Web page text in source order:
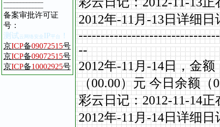
---------------------------
---------------------------
备案审批许可证
号 ：
测试 云网络安全IP平台
！
京ICP备09072515号
京ICP备09072515号
京ICP备10002925号
2012年-11月-13日详细日
--
2012年-11月-14日，金额
（00.00）元 今日余额（
彩云日记：2012-11-14正
2012年-11月-14日详细日